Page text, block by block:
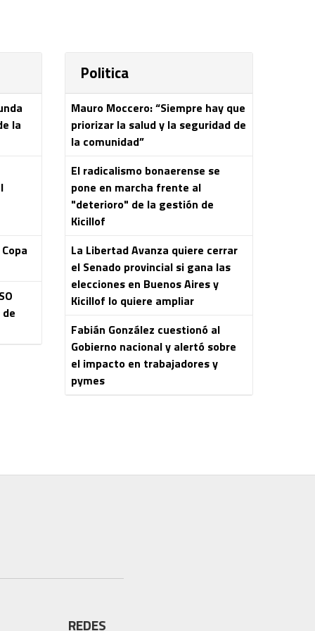
la
Politica
Mauro Moccero: “Siempre hay que
priorizar la salud y la seguridad de
la comunidad”
El radicalismo bonaerense se
pone en marcha frente al
"deterioro" de la gestión de
Kicillof
La Libertad Avanza quiere cerrar
el Senado provincial si gana las
elecciones en Buenos Aires y
Kicillof lo quiere ampliar
Fabián González cuestionó al
Gobierno nacional y alertó sobre
el impacto en trabajadores y
pymes
REDES